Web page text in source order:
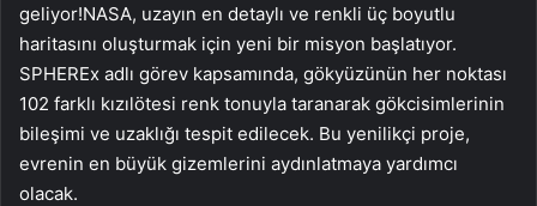
geliyor!NASA, uzayın en detaylı ve renkli üç boyutlu
haritasını oluşturmak için yeni bir misyon başlatıyor.
SPHEREx adlı görev kapsamında, gökyüzünün her noktası
102 farklı kızılötesi renk tonuyla taranarak gökcisimlerinin
bileşimi ve uzaklığı tespit edilecek. Bu yenilikçi proje,
evrenin en büyük gizemlerini aydınlatmaya yardımcı
olacak.